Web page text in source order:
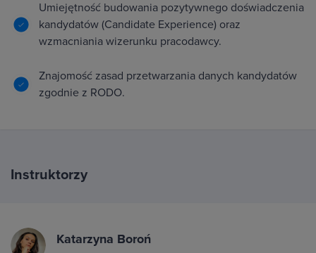
Umiejętność budowania pozytywnego doświadczenia
kandydatów (Candidate Experience) oraz
wzmacniania wizerunku pracodawcy.
Znajomość zasad przetwarzania danych kandydatów
zgodnie z RODO.
Instruktorzy
Katarzyna Boroń